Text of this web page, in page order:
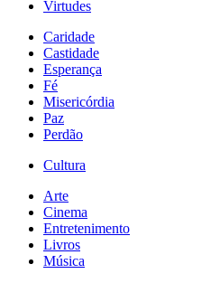
Virtudes
Caridade
Castidade
Esperança
Fé
Misericórdia
Paz
Perdão
Cultura
Arte
Cinema
Entretenimento
Livros
Música